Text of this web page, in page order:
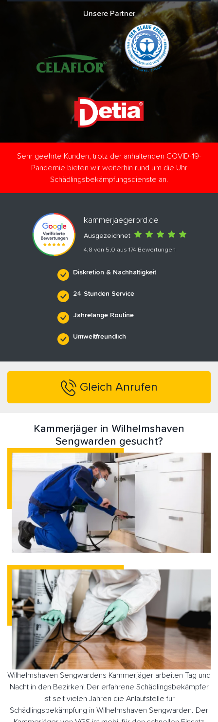
Unsere Partner
Sehr geehrte Kunden, trotz der anhaltenden COVID-19-
Pandemie bieten wir weiterhin rund um die Uhr
Schädlingsbekämpfungsdienste an.
kammerjaegerbrd.de
Ausgezeichnet
4,8 von 5,0 aus 174 Bewertungen
Diskretion & Nachhaltigkeit
24 Stunden Service
Jahrelange Routine
Umweltfreundlich
Gleich Anrufen
Kammerjäger in Wilhelmshaven
Sengwarden gesucht?
Wilhelmshaven Sengwardens Kammerjäger arbeiten Tag und
Nacht in den Bezirken! Der erfahrene Schädlingsbekämpfer
ist seit vielen Jahren die Anlaufstelle für
Schädlingsbekämpfung in Wilhelmshaven Sengwarden. Der